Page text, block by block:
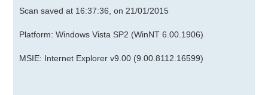
Scan saved at 16:37:36, on 21/01/2015
Platform: Windows Vista SP2 (WinNT 6.00.1906)
MSIE: Internet Explorer v9.00 (9.00.8112.16599)